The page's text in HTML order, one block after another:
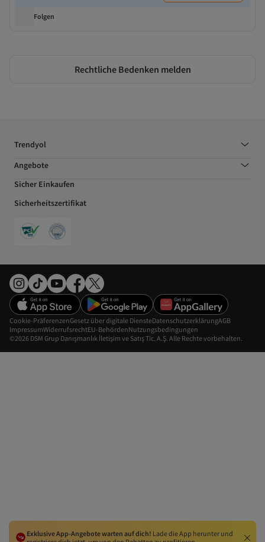
Folgen
Rechtliche Bedenken melden
Exklusive App-Angebote warten auf dich! Lade die App herunter und
Trendyol
Angebote
Sicher Einkaufen
Sicherheitszertifikat
©2026 DSM Grup Danışmanlık İletişim ve Satış Tic. A.Ş. Alle Rechte vorbehalten.
Cookie-PräferenzenGesetz über digitale DiensteDatenschutzerklärungAGB
ImpressumWiderrufsrechtEU-BehördenNutzungsbedingungen